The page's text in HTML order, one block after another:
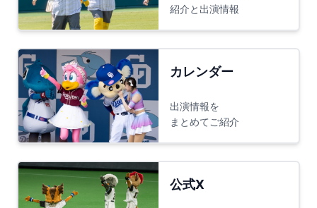
紹介と出演情報
カレンダー
出演情報を
まとめてご紹介
公式X